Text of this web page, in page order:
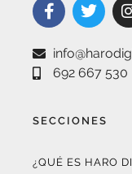
692 667 530
SECCIONES
¿QUÉ ES HARO